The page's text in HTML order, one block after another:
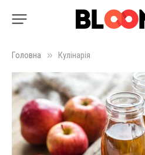
Головна » Кулінарія